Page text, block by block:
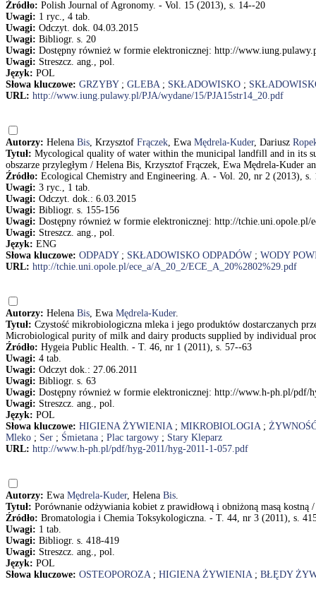
Źródło: Polish Journal of Agronomy. - Vol. 15 (2013), s. 14--20
Uwagi: 1 ryc., 4 tab.
Uwagi: Odczyt. dok. 04.03.2015
Uwagi: Bibliogr. s. 20
Uwagi: Dostępny również w formie elektronicznej: http://
Uwagi: Streszcz. ang., pol.
Język: POL
Słowa kluczowe: GRZYBY; GLEBA; SKŁADOWISKO ;
URL: http://www.iung.pulawy.pl/PJA/wydane/15/PJA15str14_20.pdf
Autorzy: Helena Bis, Krzysztof Frączek, Ewa Mędrela-Kuder, Dariusz
Tytuł: Mycological quality of water within the municipal landfill and in its
obszarze przyległym / Helena Bis, Krzysztof Frączek, Ewa Mędrela-Kuder
Źródło: Ecological Chemistry and Engineering. A. - Vol. 20, nr 2 (2013), s.
Uwagi: 3 ryc., 1 tab.
Uwagi: Odczyt. dok.: 6.03.2015
Uwagi: Bibliogr. s. 155-156
Uwagi: Dostępny również w formie elektronicznej: http://tchie.uni.opole.pl/
Uwagi: Streszcz. ang., pol.
Język: ENG
Słowa kluczowe: ODPADY; SKŁADOWISKO ODPADÓW ; WODY
URL: http://tchie.uni.opole.pl/ece_a/A_20_2/ECE_A_20%2802%29.pdf
Autorzy: Helena Bis, Ewa Mędrela-Kuder.
Tytuł: Czystość mikrobiologiczna mleka i jego produktów dostarczanych
Microbiological purity of milk and dairy products supplied by individual
Źródło: Hygeia Public Health. - T. 46, nr 1 (2011), s. 57--63
Uwagi: 4 tab.
Uwagi: Odczyt dok.: 27.06.2011
Uwagi: Bibliogr. s. 63
Uwagi: Dostępny również w formie elektronicznej: http://www.h-ph.pl/pdf/
Uwagi: Streszcz. ang., pol.
Język: POL
Słowa kluczowe: HIGIENA ŻYWIENIA; MIKROBIOLOGIA;
Mleko ; Ser ; Śmietana ; Plac targowy ; Stary Kleparz
URL: http://www.h-ph.pl/pdf/hyg-2011/hyg-2011-1-057.pdf
Autorzy: Ewa Mędrela-Kuder, Helena Bis.
Tytuł: Porównanie odżywiania kobiet z prawidłową i obniżoną masą kostną
Źródło: Bromatologia i Chemia Toksykologiczna. - T. 44, nr 3 (2011), s.
Uwagi: 1 tab.
Uwagi: Bibliogr. s. 418-419
Uwagi: Streszcz. ang., pol.
Język: POL
Słowa kluczowe: OSTEOPOROZA; HIGIENA ŻYWIENIA; BŁĘDY